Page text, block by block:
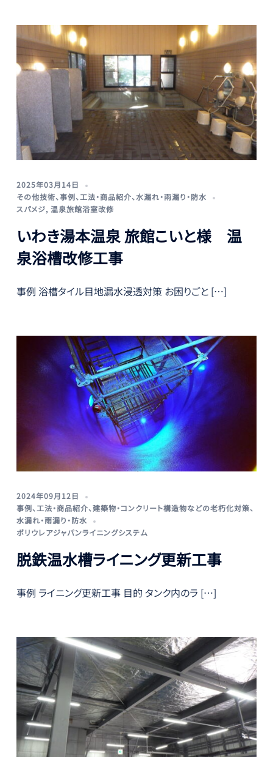
2025年03月14日
その他技術、事例、工法・商品紹介、水漏れ・雨漏り・防水
スパメジ, 温泉旅館浴室改修
いわき湯本温泉 旅館こいと様 温
泉浴槽改修工事
事例 浴槽タイル目地漏水浸透対策 お困りごと […]
2024年09月12日
事例、 工法・商品紹介、建築物・コンクリート構造物などの老朽化対策、
水漏れ・雨漏り・防水
ポリウレアジャパンライニングシステム
脱鉄温水槽ライニング更新工事
事例 ライニング更新工事 目的 タンク内のラ […]